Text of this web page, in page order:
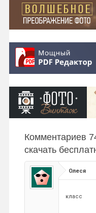
Комментариев
скачать
Олеся
класс